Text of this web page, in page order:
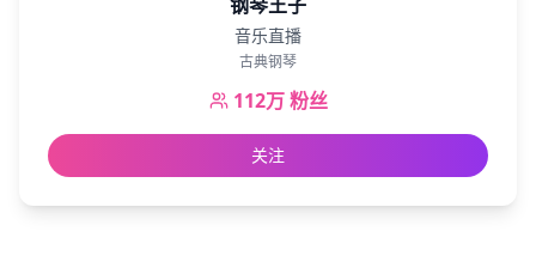
音乐直播
古典钢琴
112万粉丝
关注